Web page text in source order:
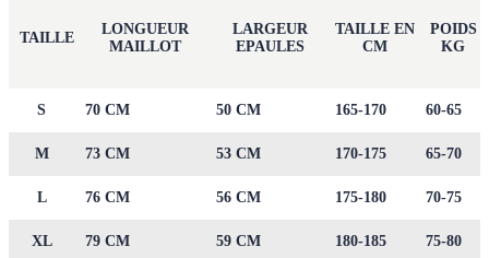
TAILLE
LONGUEUR
MAILLOT
LARGEUR
EPAULES
TAILLE EN
CM
POIDS
KG
S 70 CM 50 CM 165-170 60-65
M 73 CM 53 CM 170-175 65-70
L 76 CM 56 CM 175-180 70-75
XL 79 CM 59 CM 180-185 75-80